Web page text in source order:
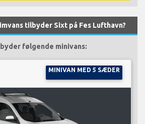
tilbyder Sixt på Fes Lufthavn?
følgende minivans:
MINIVAN MED 5 SÆDER